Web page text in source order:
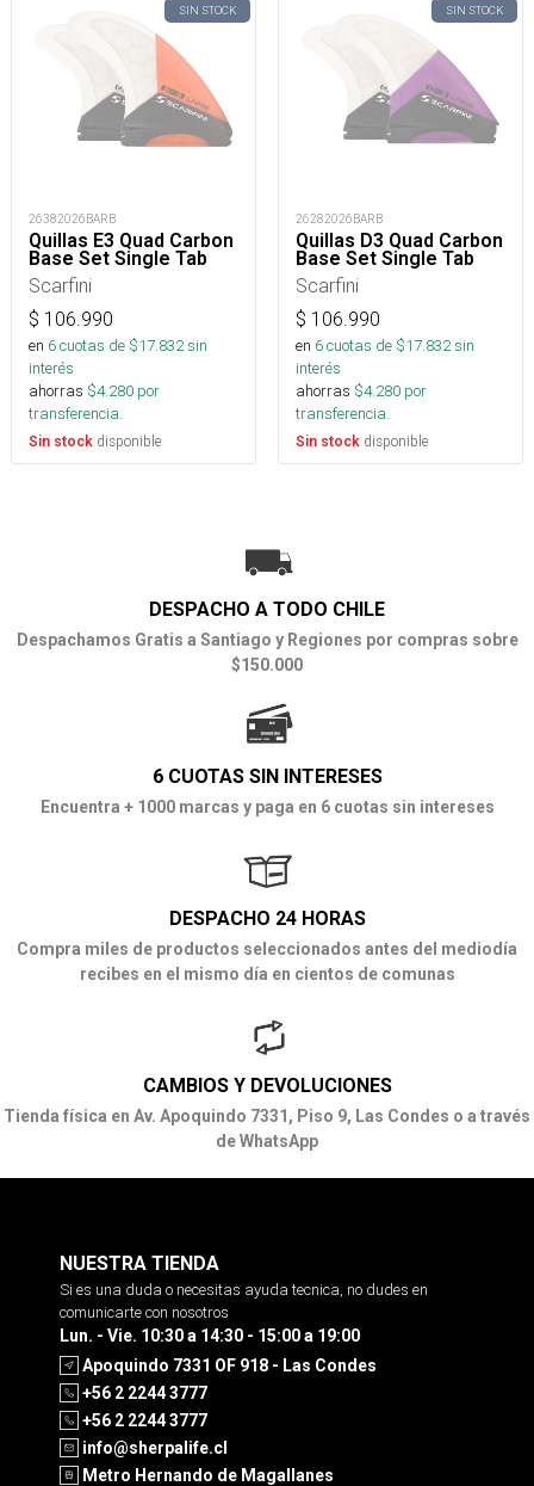
SIN STOCK
26382026BARB
Quillas E3 Quad Carbon
Base Set Single Tab
Scarfini
$ 106.990
en 6cuotas de $17.832sin
interés
ahorras $4.280 por
transferencia.
Sin stock disponible
SIN STOCK
26282026BARB
Quillas D3 Quad Carbon
Base Set Single Tab
Scarfini
$ 106.990
en 6cuotas de $17.832sin
interés
ahorras $4.280 por
transferencia.
Sin stock disponible
DESPACHO A TODO CHILE
Despachamos Gratis a Santiago y Regiones por compras sobre
$150.000
6 CUOTAS SIN INTERESES
Encuentra + 1000 marcas y paga en 6 cuotas sin intereses
DESPACHO 24 HORAS
Compra miles de productos seleccionados antes del mediodía
recibes en el mismo día en cientos de comunas
CAMBIOS Y DEVOLUCIONES
Tienda física en Av. Apoquindo 7331, Piso 9, Las Condes o a través
de WhatsApp
NUESTRA TIENDA
Si es una duda o necesitas ayuda tecnica, no dudes en
comunicarte con nosotros
Lun. - Vie. 10:30 a 14:30 - 15:00 a 19:00
Apoquindo 7331 OF 918 - Las Condes
+56 2 2244 3777
+56 2 2244 3777
info@sherpalife.cl
Metro Hernando de Magallanes